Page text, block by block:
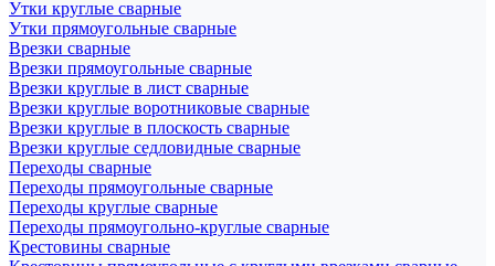
Утки круглые сварные
Утки прямоугольные сварные
Врезки сварные
Врезки прямоугольные сварные
Врезки круглые в лист сварные
Врезки круглые воротниковые сварные
Врезки круглые в плоскость сварные
Врезки круглые седловидные сварные
Переходы сварные
Переходы прямоугольные сварные
Переходы круглые сварные
Переходы прямоугольно-круглые сварные
Крестовины сварные